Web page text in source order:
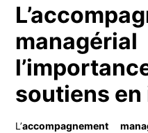
soutiens
L’accompagnement